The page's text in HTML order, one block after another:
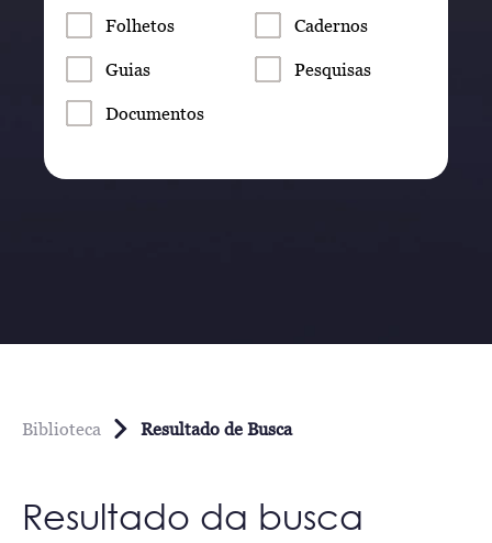
Folhetos Cadernos
Guias Pesquisas
Documentos
Biblioteca Resultado de Busca
Resultado da busca